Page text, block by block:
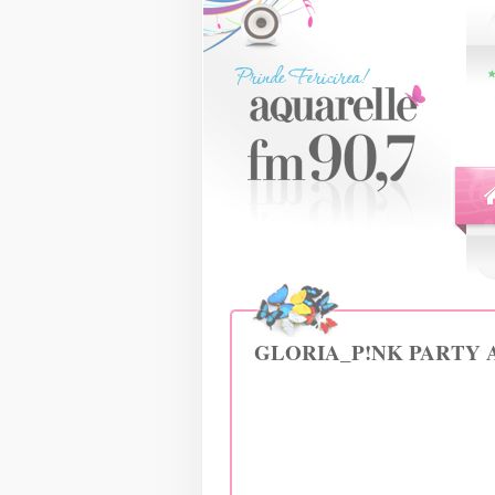
GLORIA_P!NK PARTY